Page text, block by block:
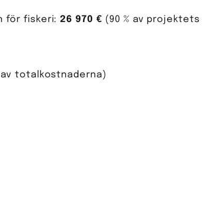
för fiskeri:26 970 € (90 % av projektets
av totalkostnaderna)